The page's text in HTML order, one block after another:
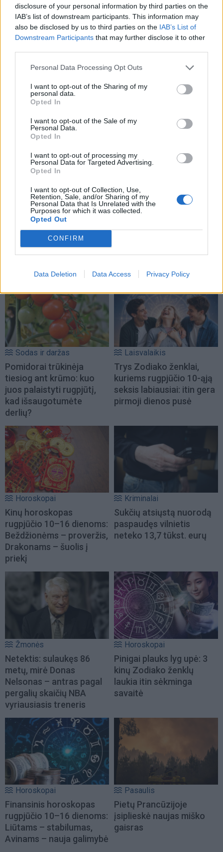
disclosure of your personal information by third parties on the
IAB’s list of downstream participants. This information may
also be disclosed by us to third parties on the IAB’s List of
Downstream Participants that may further disclose it to other
Personal Data Processing Opt Outs
I want to opt-out of the Sharing of my
personal data.
Opted In
I want to opt-out of the Sale of my
Personal Data.
Opted In
I want to opt-out of processing my
Personal Data for Targeted Advertising.
Opted In
I want to opt-out of Collection, Use,
Retention, Sale, and/or Sharing of my
Personal Data that Is Unrelated with the
Purposes for which it was collected.
Opted Out
CONFIRM
Data Deletion Data Access Privacy Policy
NAUJI
Klaipėdos pulsas
Arvydas Vaitkus: Po
daugiau nei dvejų metų
laukimo – gera žinia dėl
Klaipėdos Atgimimo
aikštės
Sportas
Paryžiuje – gausus
startą stos septyni
Sodas ir daržas
Pomidorai trūkinėja
tiesiog ant krūmo: kuo
juos palaistyti rugpjūtį,
kad išsaugotumėte
derlių?
Laisvalaikis
Trys Zodiako ženklai,
kuriems rugpjūčio 10-ąją
seksis labiausiai: itin gera
pirmoji dienos pusė
Horoskopai
Kinų horoskopas
rugpjūčio 10–16 dienoms:
Beždžionėms – proveržis,
Drakonams – šuolis į
priekį
Kriminalai
Sukčių atsiųstą nuorodą
paspaudęs vilnietis
neteko 13,7 tūkst. eurų
Žmonės
Netektis: sulaukęs 86
metų, mirė Donas
Nelsonas – antras pagal
pergalių skaičių NBA
vyriausiasis treneris
Horoskopai
Pinigai plauks lyg upė: 3
kinų Zodiako ženklų
laukia itin sėkminga
savaitė
Horoskopai
Finansinis horoskopas
rugpjūčio 10–16 dienoms:
Liūtams – stabilumas,
Avinams – nauja galimybė
Pasaulis
Pietų Prancūzijoje
įsiplieskė naujas miško
gaisras